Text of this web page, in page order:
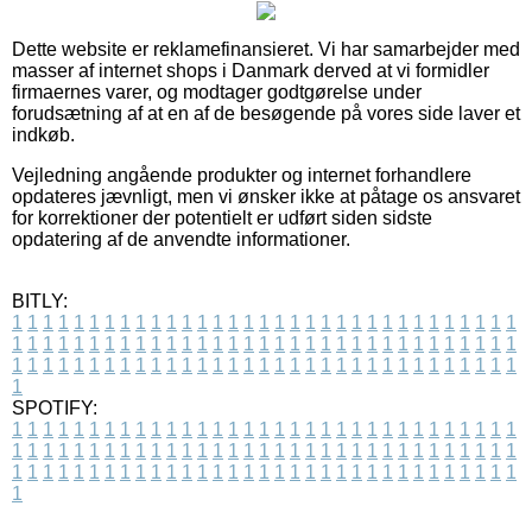
Dette website er reklamefinansieret. Vi har samarbejder med
masser af internet shops i Danmark derved at vi formidler
firmaernes varer, og modtager godtgørelse under
forudsætning af at en af de besøgende på vores side laver et
indkøb.
Vejledning angående produkter og internet forhandlere
opdateres jævnligt, men vi ønsker ikke at påtage os ansvaret
for korrektioner der potentielt er udført siden sidste
opdatering af de anvendte informationer.
BITLY:
1 1 1 1 1 1 1 1 1 1 1 1 1 1 1 1 1 1 1 1 1 1 1 1 1 1 1 1 1 1 1 1 1
1 1 1 1 1 1 1 1 1 1 1 1 1 1 1 1 1 1 1 1 1 1 1 1 1 1 1 1 1 1 1 1 1
1 1 1 1 1 1 1 1 1 1 1 1 1 1 1 1 1 1 1 1 1 1 1 1 1 1 1 1 1 1 1 1 1
1
SPOTIFY:
1 1 1 1 1 1 1 1 1 1 1 1 1 1 1 1 1 1 1 1 1 1 1 1 1 1 1 1 1 1 1 1 1
1 1 1 1 1 1 1 1 1 1 1 1 1 1 1 1 1 1 1 1 1 1 1 1 1 1 1 1 1 1 1 1 1
1 1 1 1 1 1 1 1 1 1 1 1 1 1 1 1 1 1 1 1 1 1 1 1 1 1 1 1 1 1 1 1 1
1